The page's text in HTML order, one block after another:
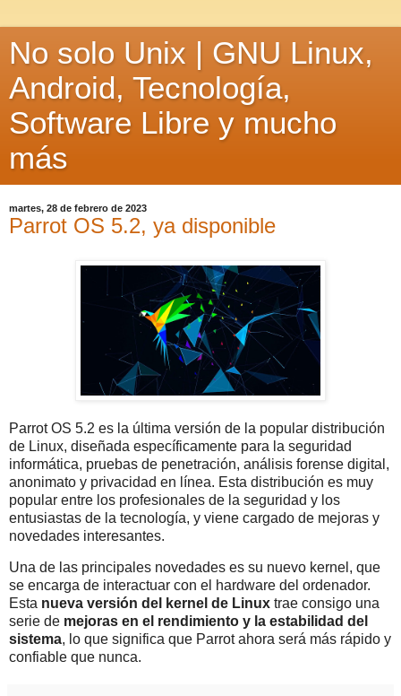
No solo Unix | GNU Linux,
Android, Tecnología,
Software Libre y mucho
más
martes, 28 de febrero de 2023
Parrot OS 5.2, ya disponible
Parrot OS 5.2 es la última versión de la popular distribución
de Linux, diseñada específicamente para la seguridad
informática, pruebas de penetración, análisis forense digital,
anonimato y privacidad en línea. Esta distribución es muy
popular entre los profesionales de la seguridad y los
entusiastas de la tecnología, y viene cargado de mejoras y
novedades interesantes.
Una de las principales novedades es su nuevo kernel, que
se encarga de interactuar con el hardware del ordenador.
Esta nueva versión del kernel de Linux trae consigo una
serie de mejoras en el rendimiento y la estabilidad del
sistema, lo que significa que Parrot ahora será más rápido y
confiable que nunca.